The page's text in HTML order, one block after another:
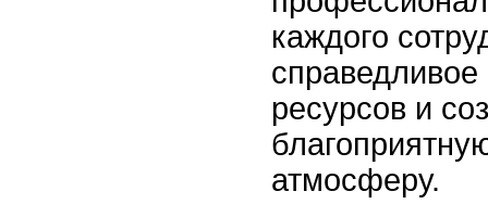
каждого
ресурсов и
атмосферу.